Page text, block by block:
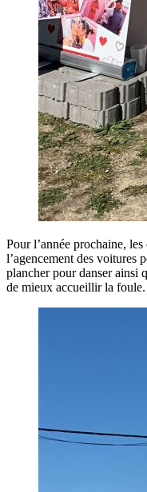
Pour l’année prochaine,
l’agencement des
plancher pour danser ainsi
de mieux accueillir la foule.